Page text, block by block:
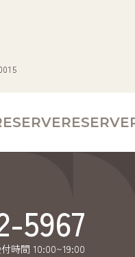
RESERVE
5967
時間 10:00~19:00